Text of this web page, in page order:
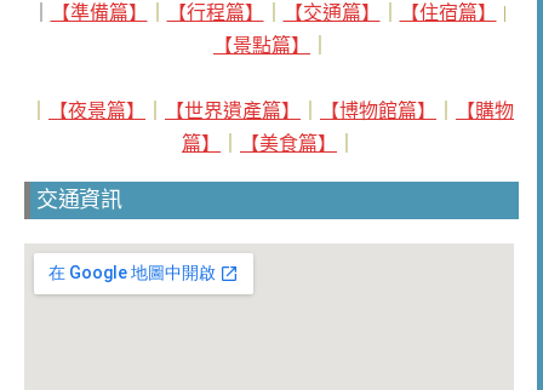
【準備篇】 【行程篇】 【交通篇】 【住宿篇】
【景點篇】
【夜景篇】 【世界遺產篇】 【博物館篇】
【購物
篇】
【美食篇】
交通資訊